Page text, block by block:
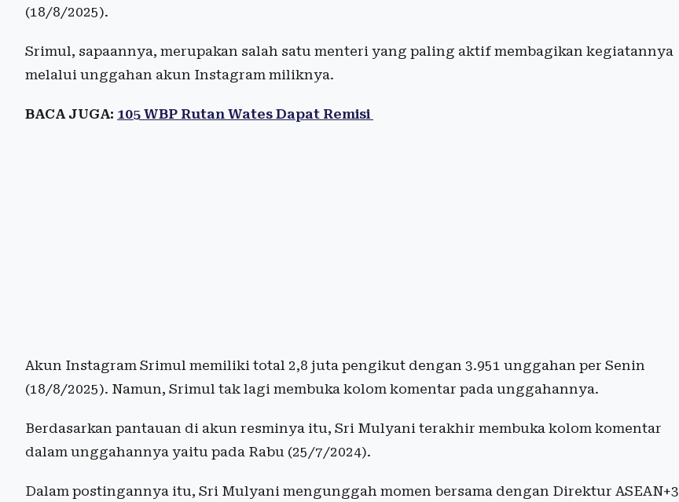
(18/8/2025).
Srimul, sapaannya, merupakan salah satu menteri yang paling aktif membagikan kegiatannya
melalui unggahan akun Instagram miliknya.
BACA JUGA: 105 WBP Rutan Wates Dapat Remisi
Akun Instagram Srimul memiliki total 2,8 juta pengikut dengan 3.951 unggahan per Senin
(18/8/2025). Namun, Srimul tak lagi membuka kolom komentar pada unggahannya.
Berdasarkan pantauan di akun resminya itu, Sri Mulyani terakhir membuka kolom komentar
dalam unggahannya yaitu pada Rabu (25/7/2024).
Dalam postingannya itu, Sri Mulyani mengunggah momen bersama dengan Direktur ASEAN+3